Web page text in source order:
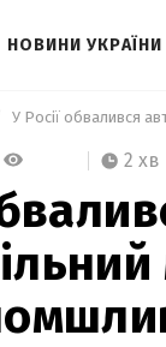
НОВИНИ УКРАЇНИ
2 хв